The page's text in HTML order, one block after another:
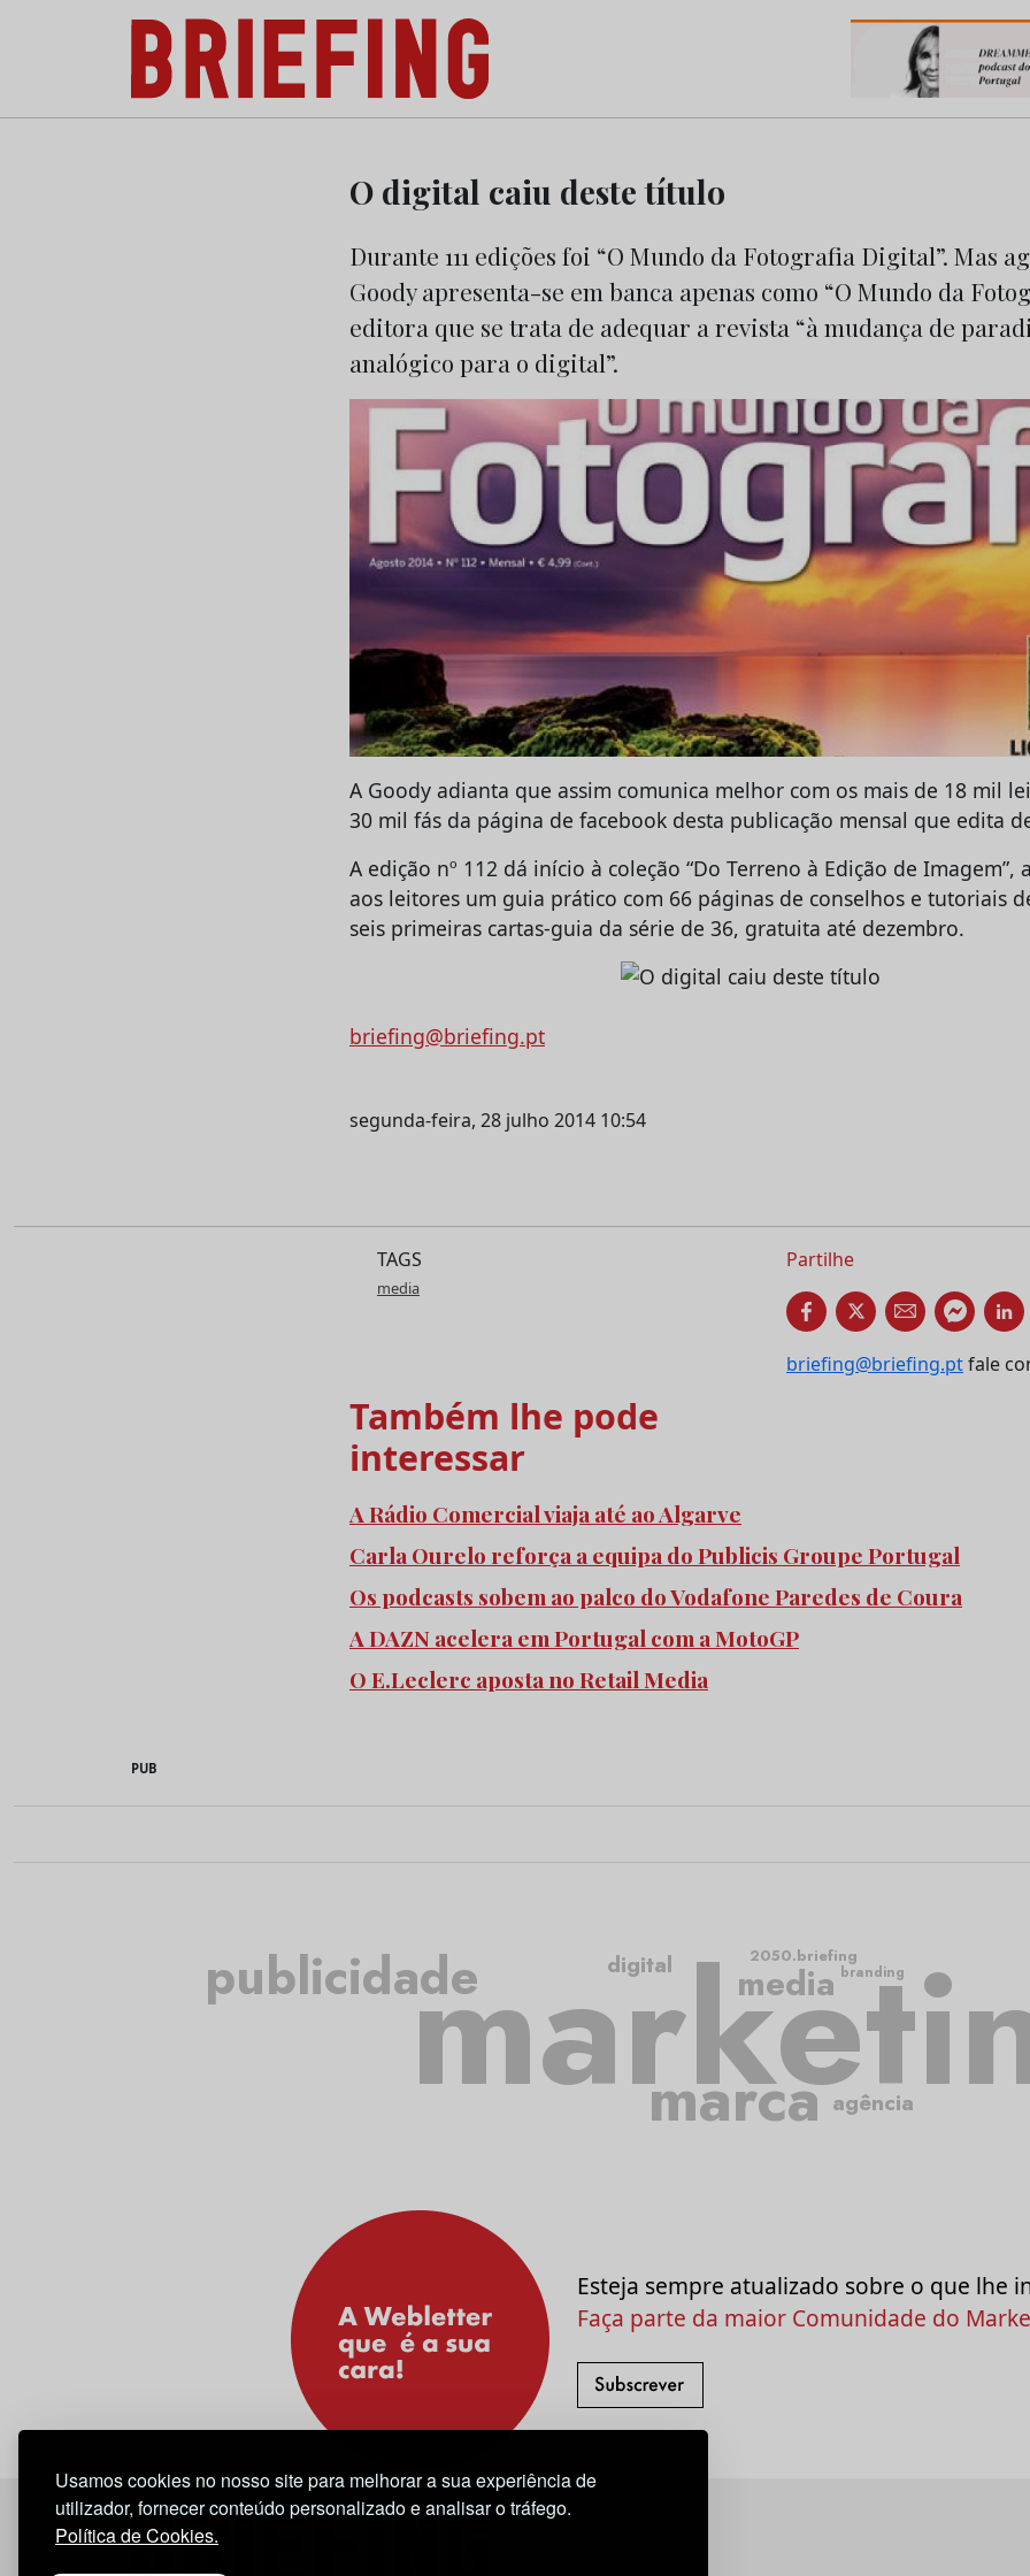
Usamos cookies no nosso site para melhorar a sua experiência de
utilizador, fornecer conteúdo personalizado e analisar o tráfego.
Política de Cookies.
Briefing: Todas as notícias sobre os negócios do Marketing e da Publicidade
O digital caiu deste título
Durante 111 edições foi “O Mundo da Fotografia Digital”. Mas
Goody apresenta-se em banca apenas como “O Mundo da
editora que se trata de adequar a revista “à mudança de
analógico para o digital”.
A Goody adianta que assim comunica melhor com os mais de 18 mil
30 mil fás da página de facebook desta publicação mensal que edita
A edição nº 112 dá início à coleção “Do Terreno à Edição de Imagem”,
aos leitores um guia prático com 66 páginas de conselhos e tutoriais
seis primeiras cartas-guia da série de 36, gratuita até dezembro.
briefing@briefing.pt
segunda-feira, 28 julho 2014 10:54
TAGS
media
Partilhe
briefing@briefing.ptfale
Também lhe pode
interessar
A Rádio Comercial viaja até ao Algarve
Carla Ourelo reforça a equipa do Publicis Groupe Portugal
Os podcasts sobem ao palco do Vodafone Paredes de Coura
A DAZN acelera em Portugal com a MotoGP
O E.Leclerc aposta no Retail Media
PUB
publicidade
marca
media
agência
digital 2050.briefing
branding
Esteja sempre atualizado sobre o que lhe
Faça parte da maior Comunidade do